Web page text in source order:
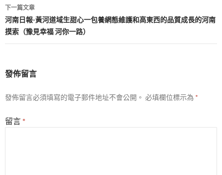
覽
下一篇文章
河南日報-黃河道域生甜心一包養網態維護和高東西的品質成長的河南
摸索（豫見幸福 河你一路）
發佈留言
發佈留言必須填寫的電子郵件地址不會公開。 必填欄位標示為 *
留言 *